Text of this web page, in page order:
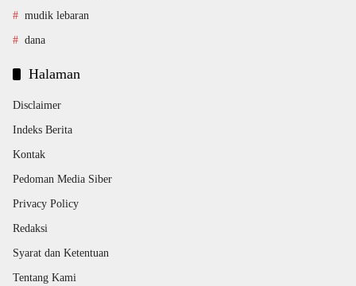
mudik lebaran
dana
Halaman
Disclaimer
Indeks Berita
Kontak
Pedoman Media Siber
Privacy Policy
Redaksi
Syarat dan Ketentuan
Tentang Kami